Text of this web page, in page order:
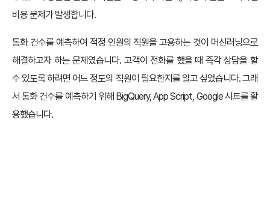
비용 문제가 발생합니다.
통화 건수를 예측하여 적정 인원의 직원을 고용하는 것이 머신러닝으로
해결하고자 하는 문제였습니다. 고객이 전화를 했을 때 즉각 상담을 할
수 있도록 하려면 어느 정도의 직원이 필요한지를 알고 싶었습니다. 그래
서 통화 건수를 예측하기 위해 BigQuery, App Script, Google 시트를 활
용했습니다.